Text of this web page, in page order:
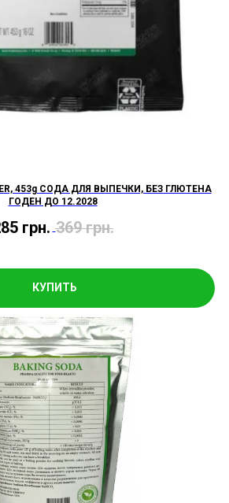
453g СОДА ДЛЯ ВЫПЕЧКИ, БЕЗ ГЛЮТЕНА
ГОДЕН ДО 12.2028
грн. 369 грн.
КУПИТЬ